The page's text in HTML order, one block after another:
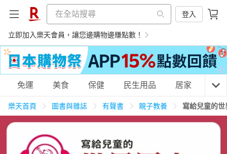
登入
立即加入樂天會員，讓您邊購物邊賺點數！
購物網分類
天天免運
免運 美食 保健 民生用品 居家 3C
樂天首頁 圖書與雜誌 有聲書 親子教養 寫給兒童的